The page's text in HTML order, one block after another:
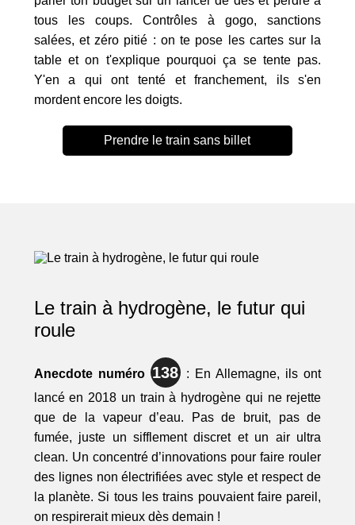
tous les coups. Contrôles à gogo, sanctions
salées, et zéro pitié : on te pose les cartes sur la
table et on t'explique pourquoi ça se tente pas.
Y'en a qui ont tenté et franchement, ils s'en
mordent encore les doigts.
Prendre le train sans billet
Le train à hydrogène, le futur qui
roule
Anecdote numéro 138: En Allemagne, ils ont
lancé en 2018 un train à hydrogène qui ne rejette
que de la vapeur d’eau. Pas de bruit, pas de
fumée, juste un sifflement discret et un air ultra
clean. Un concentré d’innovations pour faire rouler
des lignes non électrifiées avec style et respect de
la planète. Si tous les trains pouvaient faire pareil,
on respirerait mieux dès demain !